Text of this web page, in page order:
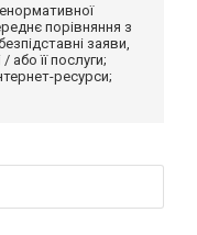
порівняння з
заяви,
або її послуги;
ресурси;